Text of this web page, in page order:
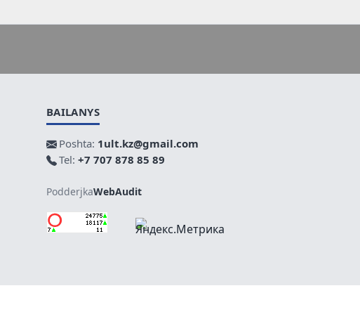
BAILANYS
Poshta: 1ult.kz@gmail.com
Tel: +7 707 878 85 89
PodderjkaWebAudit